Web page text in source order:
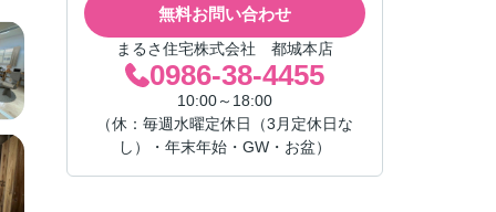
無料お問い合わせ
まるさ住宅株式会社 都城本店
0986-38-4455
10:00～18:00
（休：毎週水曜定休日（3月定休日な
し）・年末年始・GW・お盆）